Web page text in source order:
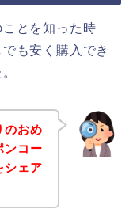
とを知った時
も安く購入でき
のおめ
ンコー
シェア